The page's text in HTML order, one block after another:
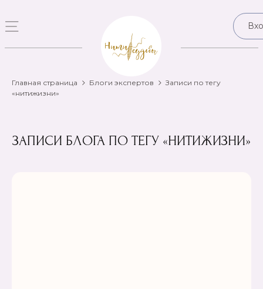
Главная страница Блоги экспертов
Записи по тегу
«нитижизни»
ЗАПИСИ БЛОГА ПО ТЕГУ «НИТИЖИЗНИ»